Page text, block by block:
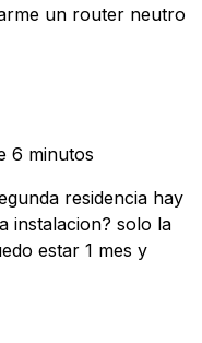
un router neutro
6 minutos
residencia hay
instalacion? solo la
estar 1 mes y